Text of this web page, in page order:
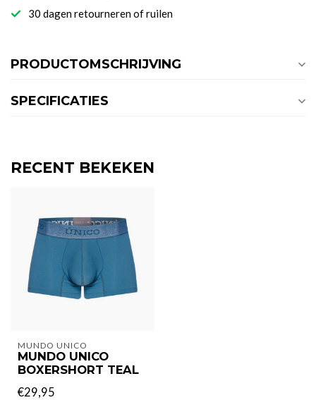
30 dagen retourneren of ruilen
PRODUCTOMSCHRIJVING
SPECIFICATIES
RECENT BEKEKEN
MUNDO UNICO
MUNDO UNICO
BOXERSHORT TEAL
€29,95